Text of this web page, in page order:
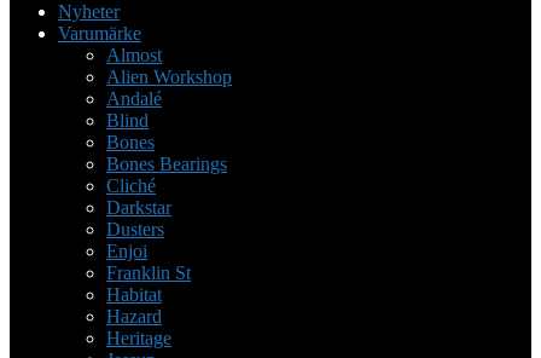
Nyheter
Varumärke
Almost
Alien Workshop
Andalé
Blind
Bones
Bones Bearings
Cliché
Darkstar
Dusters
Enjoi
Franklin St
Habitat
Hazard
Heritage